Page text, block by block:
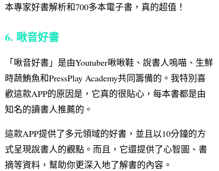
本專家好書解析和700多本電子書，真的超值！
6. 啾音好書
「啾音好書」是由Youtuber啾啾鞋、說書人嗚喵、生鮮
時蔬鮪魚和PressPlay Academy共同籌備的。我特別喜
歡這款APP的原因是，它真的很貼心，每本書都是由
知名的讀書人推薦的。
這款APP提供了多元領域的好書，並且以10分鐘的方
式呈現說書人的觀點。而且，它還提供了心智圖、書
摘等資料，幫助你更深入地了解書的內容。